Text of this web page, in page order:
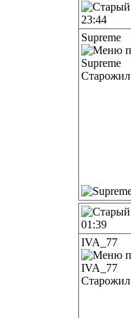
23:44
Supreme
Старожил
01:39
IVA_77
Старожил